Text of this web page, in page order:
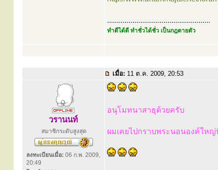
.....................................................
ทำดีได้ดี ทำชั่วได้ชั่ว เป็นกฎตายตัว
เมื่อ: 11 ต.ค. 2009, 20:53
วรานนท์
สมาชิกระดับสูงสุด
ลงทะเบียนเมื่อ: 06 ก.พ. 2009,
20:49
อนุโมทนาสาธุด้วยครับ
ผมเคยไปกราบพระนอนองค์ให